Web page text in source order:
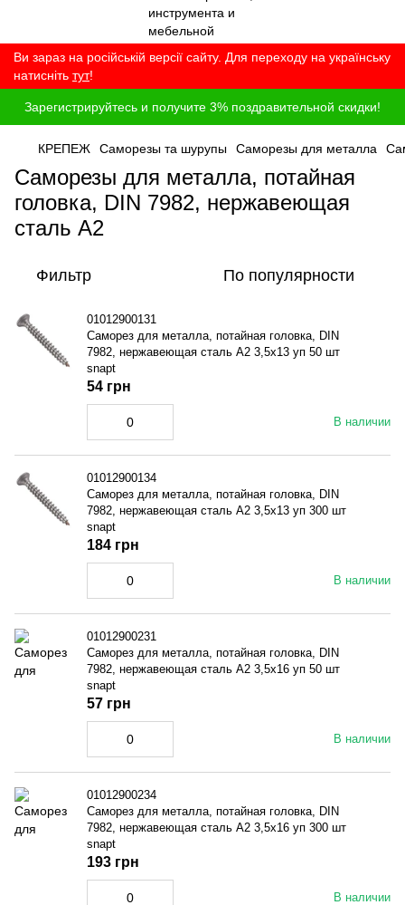
Ви зараз на російській версії сайту. Для переходу на українську
натисніть тут!
Зарегистрируйтесь и получите 3% поздравительной скидки!
КРЕПЕЖ Саморезы та шурупы Саморезы для металла
Саморезы для металла, потайная
головка, DIN 7982, нержавеющая
сталь A2
Фильтр По популярности
01012900131
Саморез для металла, потайная головка, DIN
7982, нержавеющая сталь A2 3,5x13 уп 50 шт
snapt
В наличии
54 грн
01012900134
Саморез для металла, потайная головка, DIN
7982, нержавеющая сталь A2 3,5x13 уп 300 шт
snapt
В наличии
184 грн
01012900231
Саморез для металла, потайная головка, DIN
7982, нержавеющая сталь A2 3,5x16 уп 50 шт
snapt
В наличии
57 грн
01012900234
Саморез для металла, потайная головка, DIN
7982, нержавеющая сталь A2 3,5x16 уп 300 шт
snapt
В наличии
193 грн